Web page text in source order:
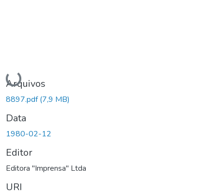
Carregando...
Arquivos
8897.pdf(7,9 MB)
Data
1980-02-12
Editor
Editora "Imprensa" Ltda
URI